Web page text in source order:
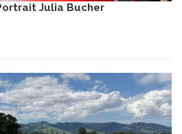
Julia Bucher